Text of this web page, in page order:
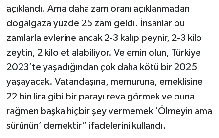
açıklandı. Ama daha zam oranı açıklanmadan
doğalgaza yüzde 25 zam geldi. İnsanlar bu
zamlarla evlerine ancak 2-3 kalıp peynir, 2-3 kilo
zeytin, 2 kilo et alabiliyor. Ve emin olun, Türkiye
2023’te yaşadığından çok daha kötü bir 2025
yaşayacak. Vatandaşına, memuruna, emeklisine
22 bin lira gibi bir parayı reva görmek ve buna
rağmen başka hiçbir şey vermemek ‘Ölmeyin ama
sürünün’ demektir” ifadelerini kullandı.